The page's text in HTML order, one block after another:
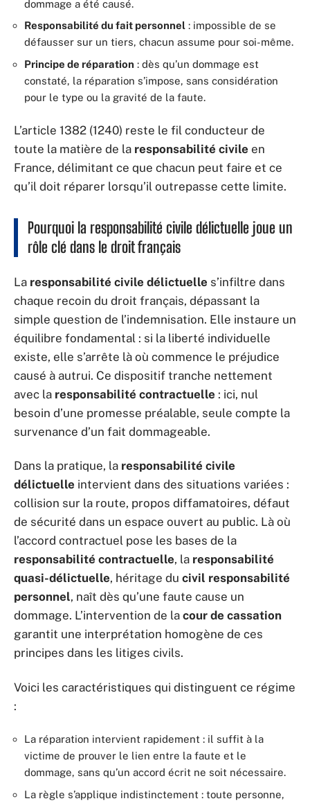
dommage a été causé.
Responsabilité du fait personnel : impossible de se
défausser sur un tiers, chacun assume pour soi-même.
Principe de réparation : dès qu’un dommage est
constaté, la réparation s’impose, sans considération
pour le type ou la gravité de la faute.
L’article 1382 (1240) reste le fil conducteur de
toute la matière de la responsabilité civile en
France, délimitant ce que chacun peut faire et ce
qu’il doit réparer lorsqu’il outrepasse cette limite.
Pourquoi la responsabilité civile délictuelle joue un
rôle clé dans le droit français
La responsabilité civile délictuelle s’infiltre dans
chaque recoin du droit français, dépassant la
simple question de l’indemnisation. Elle instaure un
équilibre fondamental : si la liberté individuelle
existe, elle s’arrête là où commence le préjudice
causé à autrui. Ce dispositif tranche nettement
avec la responsabilité contractuelle : ici, nul
besoin d’une promesse préalable, seule compte la
survenance d’un fait dommageable.
Dans la pratique, la responsabilité civile
délictuelle intervient dans des situations variées :
collision sur la route, propos diffamatoires, défaut
de sécurité dans un espace ouvert au public. Là où
l’accord contractuel pose les bases de la
responsabilité contractuelle, la responsabilité
quasi-délictuelle, héritage du civil responsabilité
personnel, naît dès qu’une faute cause un
dommage. L’intervention de la cour de cassation
garantit une interprétation homogène de ces
principes dans les litiges civils.
Voici les caractéristiques qui distinguent ce régime
:
La réparation intervient rapidement : il suffit à la
victime de prouver le lien entre la faute et le
dommage, sans qu’un accord écrit ne soit nécessaire.
La règle s’applique indistinctement : toute personne,